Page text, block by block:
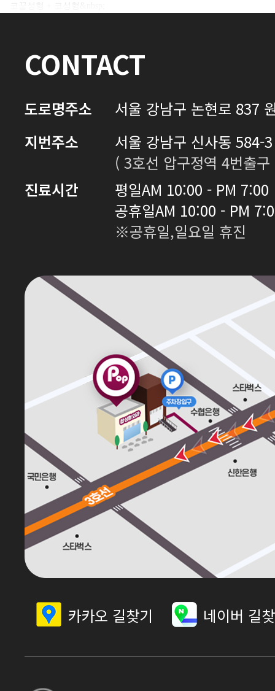
전후사진 전체 내용은
코끝성형 + 코성형&nbsp;
CONTACT
도로명주소
서울 강남구 논현로 837
지번주소
서울 강남구 신사동 584-
( 3호선 압구정역 4번출
진료시간
평일AM 10:00 - PM 7:00
공휴일AM 10:00 - PM
※공휴일,일요일 휴진
카카오 길찾기 네이버 길